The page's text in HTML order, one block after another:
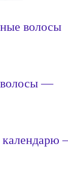
волосы
волосы —
календарю